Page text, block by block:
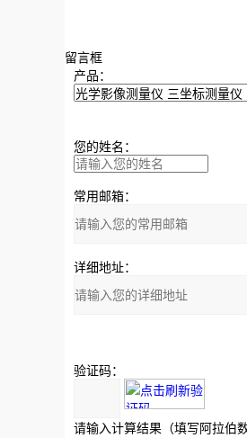
留言框
产品：
您的姓名：
常用邮箱：
详细地址：
验证码：
请输入计算结果（填写阿拉伯